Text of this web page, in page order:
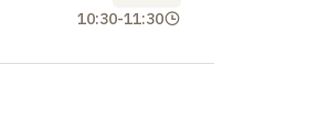
10:30-11:30